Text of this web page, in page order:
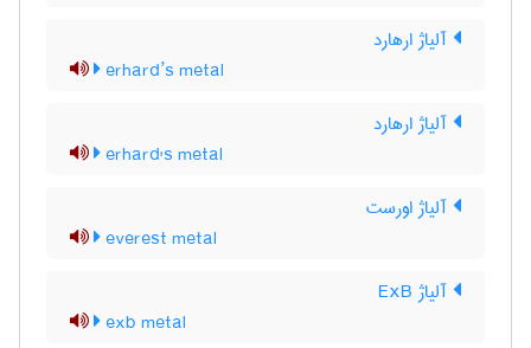
آلیاژ ارهارد
erhard’s metal
آلیاژ ارهارد
erhard's metal
آلیاژ اورست
everest metal
آلیاژ ExB
exb metal